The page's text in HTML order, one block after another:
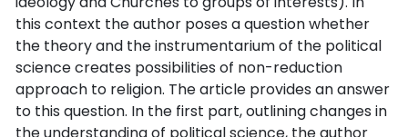
this context the author poses a question whether
the theory and the instrumentarium of the political
science creates possibilities of non-reduction
approach to religion. The article provides an answer
to this question. In the first part, outlining changes in